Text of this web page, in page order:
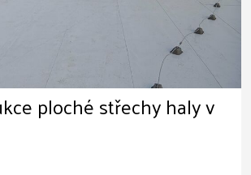
ploché střechy haly v